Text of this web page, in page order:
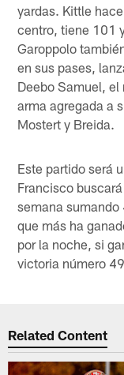
yardas. Kittle
centro, tiene 101
Garoppolo
en sus pases,
Deebo Samuel, el
arma agregada a
Mostert y Breida.
Este partido será
Francisco
semana
que más ha
por la noche, si
victoria número
Related Content